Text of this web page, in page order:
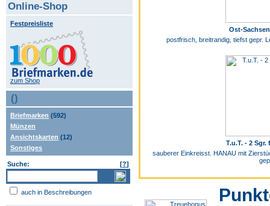
Online-Shop
Festpreisliste
zum Shop
()
Briefmarken (592)
Münzen
Ansichtskarten (12)
Sonstiges
Suche: [?]
auch in Beschreibungen
Ost-
postfrisch, breitrandig, tiefst gepr.
T.u.T. - 2
sauberer Einkreisst. HANAU mit